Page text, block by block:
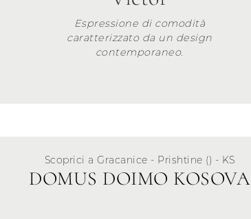
Espressione di comodità
caratterizzato da un design
contemporaneo.
Scoprici a Gracanice - Prishtine () - KS
DOMUS DOIMO KOSOVA